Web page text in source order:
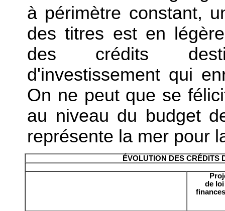
à périmètre constant,
des titres est en
des crédits
d'investissement qui
On ne peut que se
au niveau du budget
représente la mer pour
ÉVOLUTION DES CRÉDITS
de